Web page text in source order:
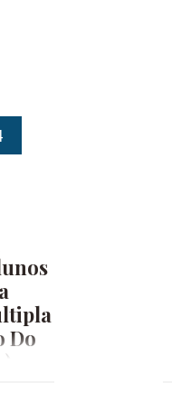
Pintor
do
.Requisitos
do
Do